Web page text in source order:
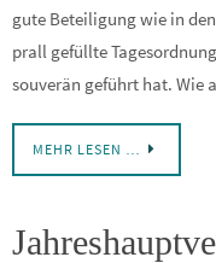
gute Beteiligung wie in
prall gefüllte
souverän geführt hat. Wie
MEHR LESEN …